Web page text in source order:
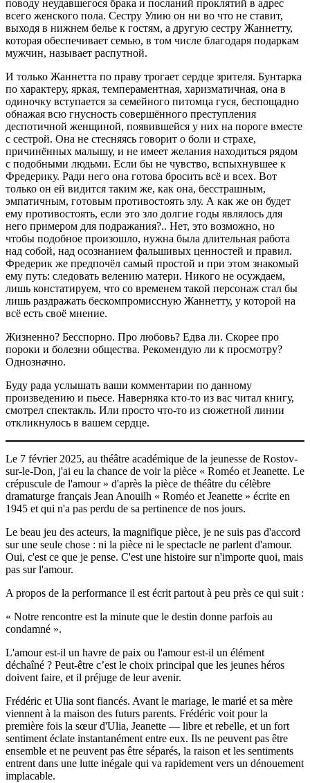
поводу неудавшегося брака и посланий проклятий в адрес
всего женского пола. Сестру Улию он ни во что не ставит,
выходя в нижнем белье к гостям, а другую сестру Жаннетту,
которая обеспечивает семью, в том числе благодаря подаркам
мужчин, называет распутной.
И только Жаннетта по праву трогает сердце зрителя. Бунтарка
по характеру, яркая, темпераментная, харизматичная, она в
одиночку вступается за семейного питомца гуся, беспощадно
обнажая всю гнусность совершённого преступления
деспотичной женщиной, появившейся у них на пороге вместе
с сестрой. Она не стесняясь говорит о боли и страхе,
причинённых малышу, и не имеет желания находиться рядом
с подобными людьми. Если бы не чувство, вспыхнувшее к
Фредерику. Ради него она готова бросить всё и всех. Вот
только он ей видится таким же, как она, бесстрашным,
эмпатичным, готовым противостоять злу. А как же он будет
ему противостоять, если это зло долгие годы являлось для
него примером для подражания?.. Нет, это возможно, но
чтобы подобное произошло, нужна была длительная работа
над собой, над осознанием фальшивых ценностей и правил.
Фредерик же предпочёл самый простой и при этом знакомый
ему путь: следовать велению матери. Никого не осуждаем,
лишь констатируем, что со временем такой персонаж стал бы
лишь раздражать бескомпромиссную Жаннетту, у которой на
всё есть своё мнение.
Жизненно? Бесспорно. Про любовь? Едва ли. Скорее про
пороки и болезни общества. Рекомендую ли к просмотру?
Однозначно.
Буду рада услышать ваши комментарии по данному
произведению и пьесе. Наверняка кто-то из вас читал книгу,
смотрел спектакль. Или просто что-то из сюжетной линии
откликнулось в вашем сердце.
Le 7 février 2025, au théâtre académique de la jeunesse de Rostov-
sur-le-Don, j'ai eu la chance de voir la pièce « Roméo et Jeanette. Le
crépuscule de l'amour » d'après la pièce de théâtre du célèbre
dramaturge français Jean Anouilh « Roméo et Jeanette » écrite en
1945 et qui n'a pas perdu de sa pertinence de nos jours.
Le beau jeu des acteurs, la magnifique pièce, je ne suis pas d'accord
sur une seule chose : ni la pièce ni le spectacle ne parlent d'amour.
Oui, c'est ce que je pense. C'est une histoire sur n'importe quoi, mais
pas sur l'amour.
A propos de la performance il est écrit partout à peu près ce qui suit :
« Notre rencontre est la minute que le destin donne parfois au
condamné ».
L'amour est-il un havre de paix ou l'amour est-il un élément
déchaîné ? Peut-être c’est le choix principal que les jeunes héros
doivent faire, et il préjuge de leur avenir.
Frédéric et Ulia sont fiancés. Avant le mariage, le marié et sa mère
viennent à la maison des futurs parents. Frédéric voit pour la
première fois la sœur d'Ulia, Jeanette — libre et rebelle, et un fort
sentiment éclate instantanément entre eux. Ils ne peuvent pas être
ensemble et ne peuvent pas être séparés, la raison et les sentiments
entrent dans une lutte inégale qui va rapidement vers un dénouement
implacable.